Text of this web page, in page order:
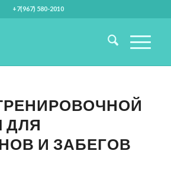
+7(967) 580-2010
И ЗАБЕГОВ